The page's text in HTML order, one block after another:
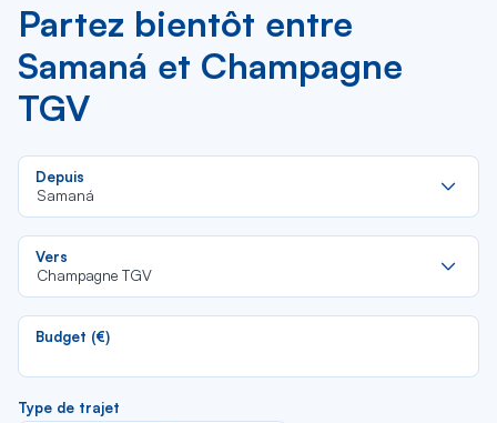
Partez bientôt entre
Samaná et Champagne
TGV
Depuis
Samaná
Vers
Champagne TGV
Budget (€)
Type de trajet